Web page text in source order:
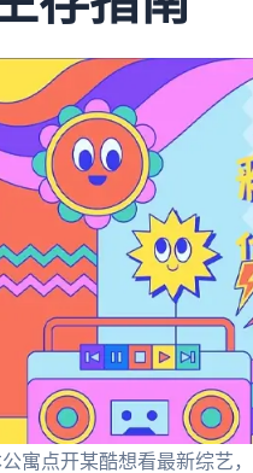
寓点开某酷想看最新综艺